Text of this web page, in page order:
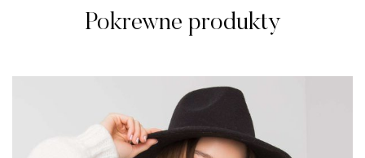
Pokrewne produkty